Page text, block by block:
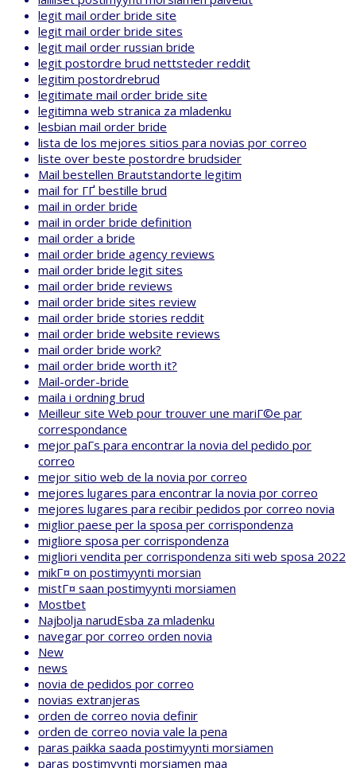
legit mail order bride site
legit mail order bride sites
legit mail order russian bride
legit postordre brud nettsteder reddit
legitim postordrebrud
legitimate mail order bride site
legitimna web stranica za mladenku
lesbian mail order bride
lista de los mejores sitios para novias por correo
liste over beste postordre brudsider
Mail bestellen Brautstandorte legitim
mail for ГҐ bestille brud
mail in order bride
mail in order bride definition
mail order a bride
mail order bride agency reviews
mail order bride legit sites
mail order bride reviews
mail order bride sites review
mail order bride stories reddit
mail order bride website reviews
mail order bride work?
mail order bride worth it?
Mail-order-bride
maila i ordning brud
Meilleur site Web pour trouver une mariГ©e par
correspondance
mejor paГ­s para encontrar la novia del pedido por
correo
mejor sitio web de la novia por correo
mejores lugares para encontrar la novia por correo
mejores lugares para recibir pedidos por correo novia
miglior paese per la sposa per corrispondenza
migliore sposa per corrispondenza
migliori vendita per corrispondenza siti web sposa 2022
mikГ¤ on postimyynti morsian
mistГ¤ saan postimyynti morsiamen
Mostbet
Najbolja narudЕѕba za mladenku
navegar por correo orden novia
New
news
novia de pedidos por correo
novias extranjeras
orden de correo novia definir
orden de correo novia vale la pena
paras paikka saada postimyynti morsiamen
paras postimyynti morsiamen maa